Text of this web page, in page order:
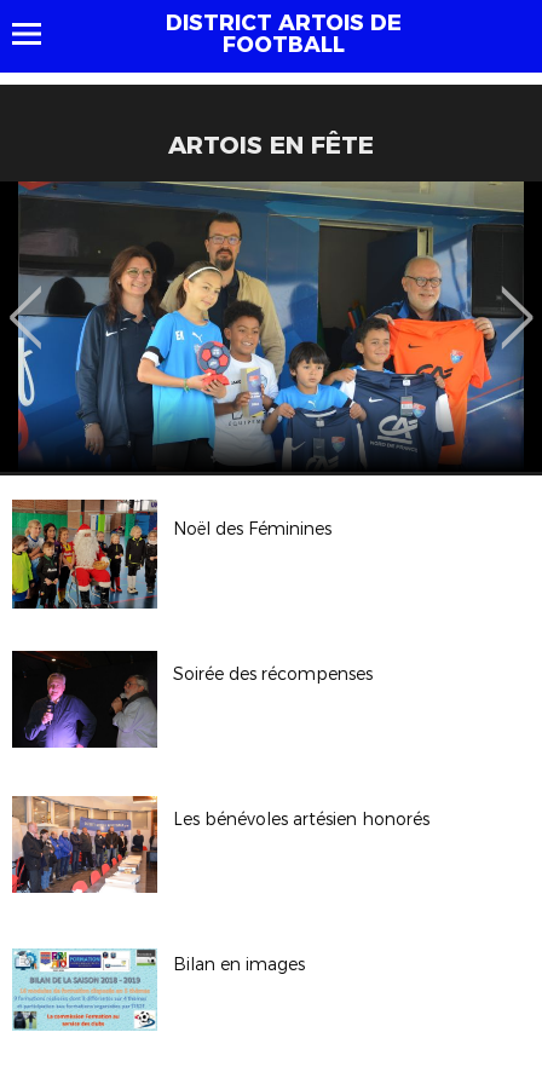
DISTRICT ARTOIS DE
FOOTBALL
ARTOIS EN FÊTE
Noël des Féminines
Soirée des récompenses
Les bénévoles artésien honorés
Bilan en images